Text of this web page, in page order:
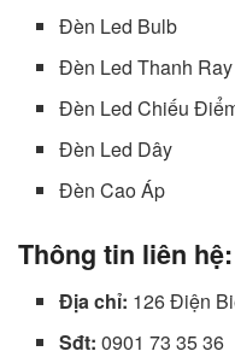
Đèn Led Bulb
Đèn Led Thanh Ray
Đèn Led Chiếu
Đèn Led Dây
Đèn Cao Áp
Thông tin liên hệ:
Địa chỉ: 126 Điện
Sđt: 0901 73 35 36